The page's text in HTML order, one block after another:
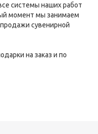
системы наших работ
момент мы занимаем
сувенирной
на заказ и по